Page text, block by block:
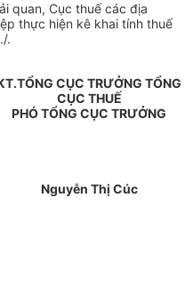
quan, Cục thuế các địa
thực hiện kê khai tính thuế
.
CỤC TRƯỞNG TỔNG
CỤC THUẾ
PHÓ TỔNG CỤC TRƯỞNG
Nguyễn Thị Cúc